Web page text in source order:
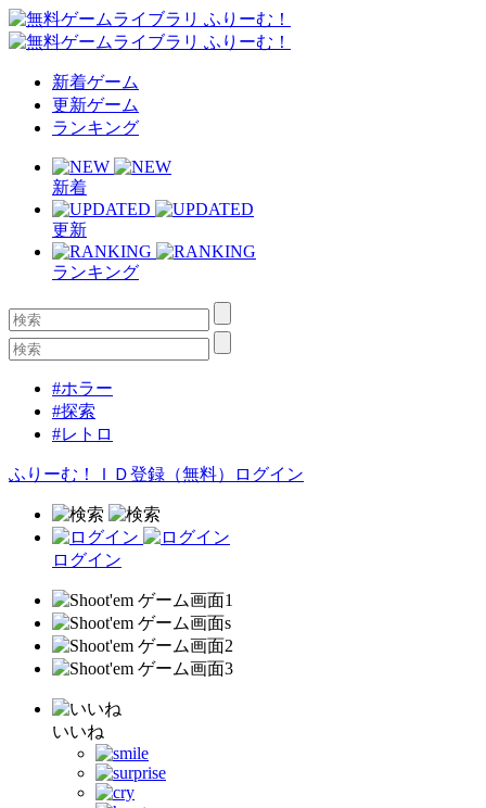
新着ゲーム
更新ゲーム
ランキング
新着
更新
ランキング
#ホラー
#探索
#レトロ
ふりーむ！ＩＤ登録（無料） ログイン
ログイン
いいね